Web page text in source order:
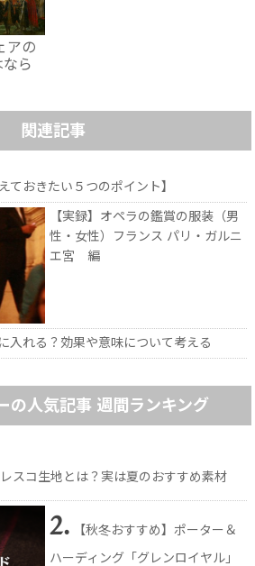
アの
ら
関連記事
ておきたい５つのポイント】
【実録】オペラの鑑賞の服装（男
性・女性）フランス パリ・ガルニ
エ宮 編
入れる？効果や意味について考える
の人気記事 週間ランキング
スコ生地とは？実は夏のおすすめ素材
2. 【秋冬おすすめ】ポーター＆
ハーディング「グレンロイヤル」